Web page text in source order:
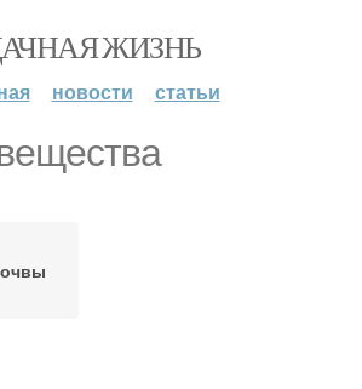
ЖИЗНЬ
новости статьи